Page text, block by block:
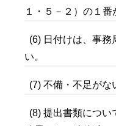
１・５－２）の１番
(6) 日付けは、事務
い。
(7) 不備・不足がな
(8) 提出書類につい